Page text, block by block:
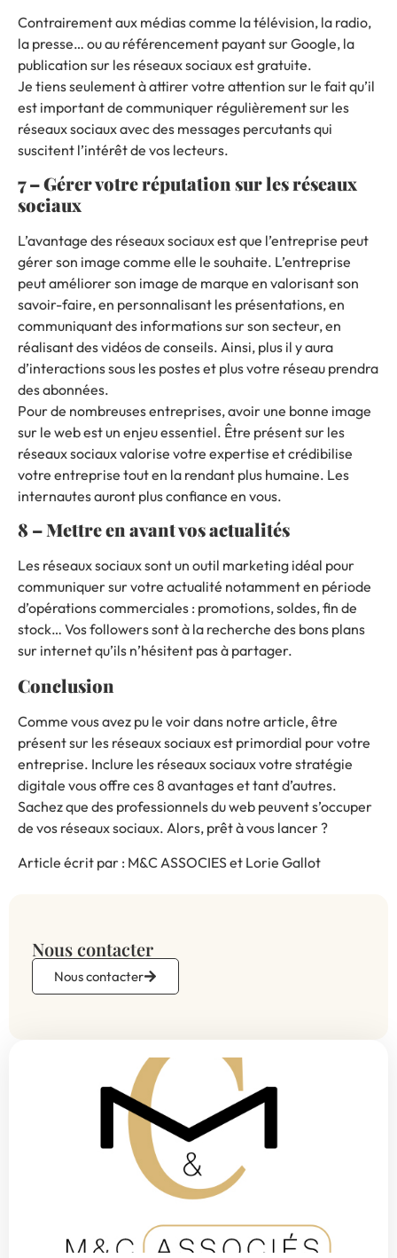
Contrairement aux médias comme la télévision, la radio,
la presse… ou au référencement payant sur Google, la
publication sur les réseaux sociaux est gratuite.
Je tiens seulement à attirer votre attention sur le fait qu’il
est important de communiquer régulièrement sur les
réseaux sociaux avec des messages percutants qui
suscitent l’intérêt de vos lecteurs.
7 – Gérer votre réputation sur les réseaux
sociaux
L’avantage des réseaux sociaux est que l’entreprise peut
gérer son image comme elle le souhaite. L’entreprise
peut améliorer son image de marque en valorisant son
savoir-faire, en personnalisant les présentations, en
communiquant des informations sur son secteur, en
réalisant des vidéos de conseils. Ainsi, plus il y aura
d’interactions sous les postes et plus votre réseau prendra
des abonnées.
Pour de nombreuses entreprises, avoir une bonne image
sur le web est un enjeu essentiel. Être présent sur les
réseaux sociaux valorise votre expertise et crédibilise
votre entreprise tout en la rendant plus humaine. Les
internautes auront plus confiance en vous.
8 – Mettre en avant vos actualités
Les réseaux sociaux sont un outil marketing idéal pour
communiquer sur votre actualité notamment en période
d’opérations commerciales : promotions, soldes, fin de
stock… Vos followers sont à la recherche des bons plans
sur internet qu’ils n’hésitent pas à partager.
Conclusion
Comme vous avez pu le voir dans notre article, être
présent sur les réseaux sociaux est primordial pour votre
entreprise. Inclure les réseaux sociaux votre stratégie
digitale vous offre ces 8 avantages et tant d’autres.
Sachez que des professionnels du web peuvent s’occuper
de vos réseaux sociaux. Alors, prêt à vous lancer ?
Article écrit par : M&C ASSOCIES et Lorie Gallot
Nous contacter
Nous contacter